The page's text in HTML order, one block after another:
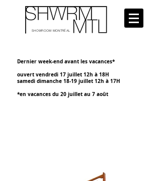
SHOWROOM MONTRÉAL
Dernier week-end avant les vacances*
ouvert vendredi 17 juillet 12h à 18H
samedi dimanche 18-19 juillet 12h à 17H
*en vacances du 20 juillet au 7 août